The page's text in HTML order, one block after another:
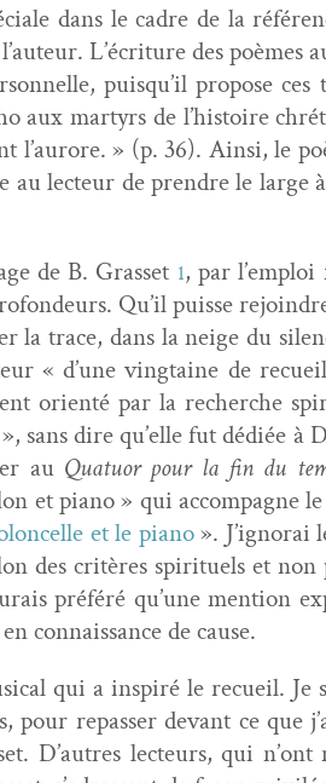
dans le cadre de la
L’écriture des poèmes
puisqu’il pro­pose ces
aux mar­tyrs de l’histoire
l’aurore. » (p. 36). Ain­si, le
lecteur de pren­dre le large à
de B. Gras­set 1, par
Qu’il puisse
la trace, dans la neige du
« d’une ving­taine de
ori­en­té par la recherche
sans dire qu’elle fut dédiée à
au Quatuor pour la fin du
et piano » qui accom­pa­gne
et le piano». J’ignorai
des critères spir­ituels et
préféré qu’une men­tion
con­nais­sance de cause.
qui a inspiré le recueil. Je
pour repass­er devant ce que
D’autres lecteurs, qui